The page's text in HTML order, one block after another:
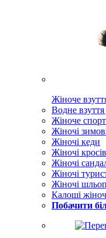
Жіноче
Водне
Жіноче
Жіночі
Жіночі кеди
Жіночі
Жіночі
Жіночі
Жіночі
Калоші
Побачити